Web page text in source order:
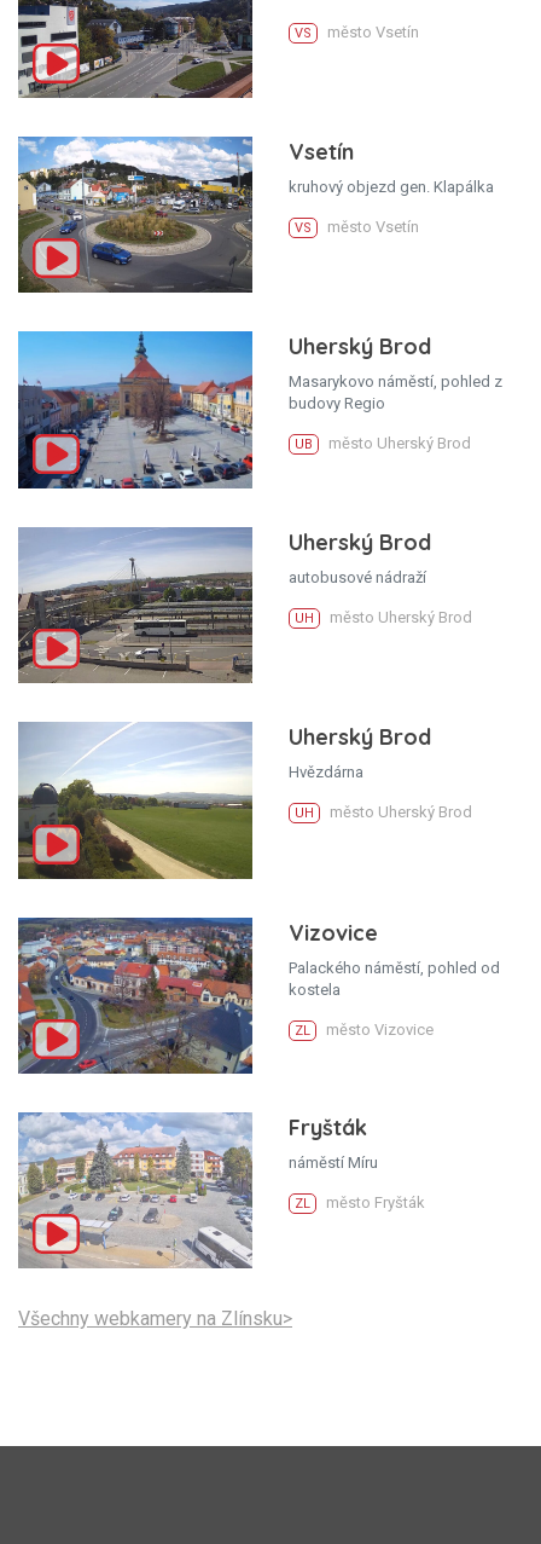
VS město Vsetín
Vsetín
kruhový objezd gen. Klapálka
VS město Vsetín
Uherský Brod
Masarykovo náměstí, pohled z
budovy Regio
UB město Uherský Brod
Uherský Brod
autobusové nádraží
UH město Uherský Brod
Uherský Brod
Hvězdárna
UH město Uherský Brod
Vizovice
Palackého náměstí, pohled od
kostela
ZL město Vizovice
Fryšták
náměstí Míru
ZL město Fryšták
Všechny webkamery na Zlínsku>